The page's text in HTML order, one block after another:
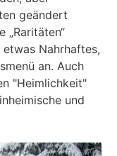
geändert
„Raritäten“
Nahrhaftes,
an. Auch
"Heimlichkeit"
und